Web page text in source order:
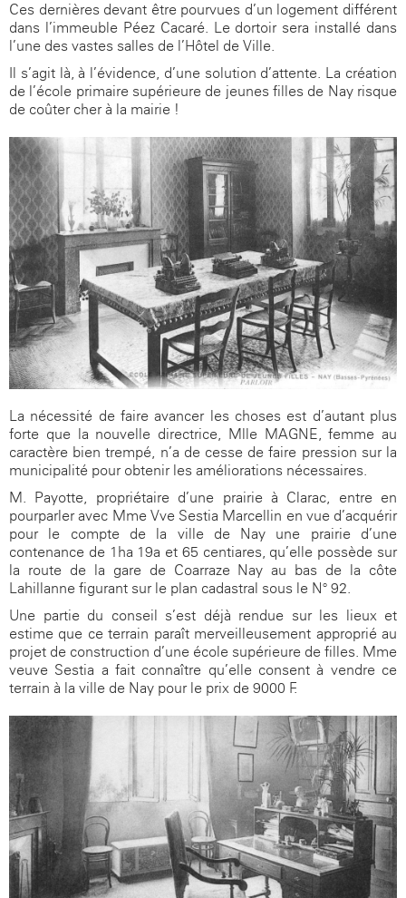
Ces dernières devant être pourvues d’un logement différent
dans l’immeuble Péez Cacaré. Le dortoir sera installé dans
l’une des vastes salles de l’Hôtel de Ville.
Il s’agit là, à l’évidence, d’une solution d’attente. La création
de l’école primaire supérieure de jeunes filles de Nay risque
de coûter cher à la mairie !
La nécessité de faire avancer les choses est d’autant plus
forte que la nouvelle directrice, Mlle MAGNE, femme au
caractère bien trempé, n’a de cesse de faire pression sur la
municipalité pour obtenir les améliorations nécessaires.
M. Payotte, propriétaire d’une prairie à Clarac, entre en
pourparler avec Mme Vve Sestia Marcellin en vue d’acquérir
pour le compte de la ville de Nay une prairie d’une
contenance de 1ha 19a et 65 centiares, qu’elle possède sur
la route de la gare de Coarraze Nay au bas de la côte
Lahillanne figurant sur le plan cadastral sous le N° 92.
Une partie du conseil s’est déjà rendue sur les lieux et
estime que ce terrain paraît merveilleusement approprié au
projet de construction d’une école supérieure de filles. Mme
veuve Sestia a fait connaître qu’elle consent à vendre ce
terrain à la ville de Nay pour le prix de 9000 F.